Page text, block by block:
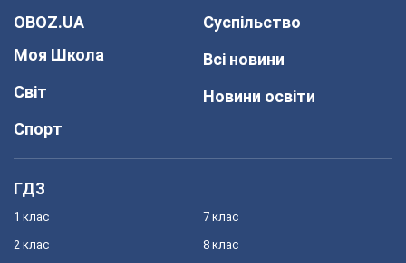
OBOZ.UA
Моя Школа
Світ
Спорт
Суспільство
Всі новини
Новини освіти
ГДЗ
1 клас
2 клас
7 клас
8 клас